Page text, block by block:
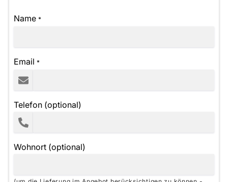
Name *
Email *
Telefon (optional)
Wohnort (optional)